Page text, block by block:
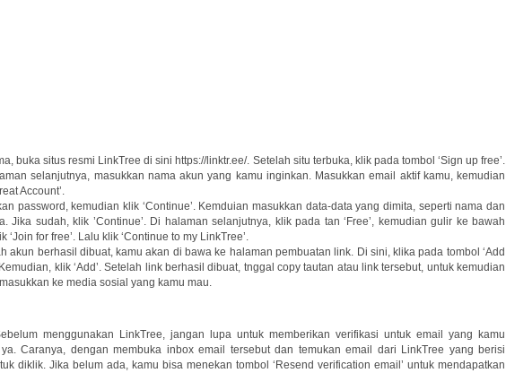
buka situs resmi LinkTree di sini https://linktr.ee/. Setelah situ terbuka, klik pada tombol ‘Sign up free’.
selanjutnya, masukkan nama akun yang kamu inginkan. Masukkan email aktif kamu, kemudian
Account’.
password, kemudian klik ‘Continue’. Kemduian masukkan data-data yang dimita, seperti nama dan
Jika sudah, klik ’Continue’. Di halaman selanjutnya, klik pada tan ‘Free’, kemudian gulir ke bawah
‘Join for free’. Lalu klik ‘Continue to my LinkTree’.
akun berhasil dibuat, kamu akan di bawa ke halaman pembuatan link. Di sini, klika pada tombol ‘Add
Kemudian, klik ‘Add’. Setelah link berhasil dibuat, tnggal copy tautan atau link tersebut, untuk kemudian
ke media sosial yang kamu mau.
menggunakan LinkTree, jangan lupa untuk memberikan verifikasi untuk email yang kamu
Caranya, dengan membuka inbox email tersebut dan temukan email dari LinkTree yang berisi
diklik. Jika belum ada, kamu bisa menekan tombol ‘Resend verification email’ untuk mendapatkan